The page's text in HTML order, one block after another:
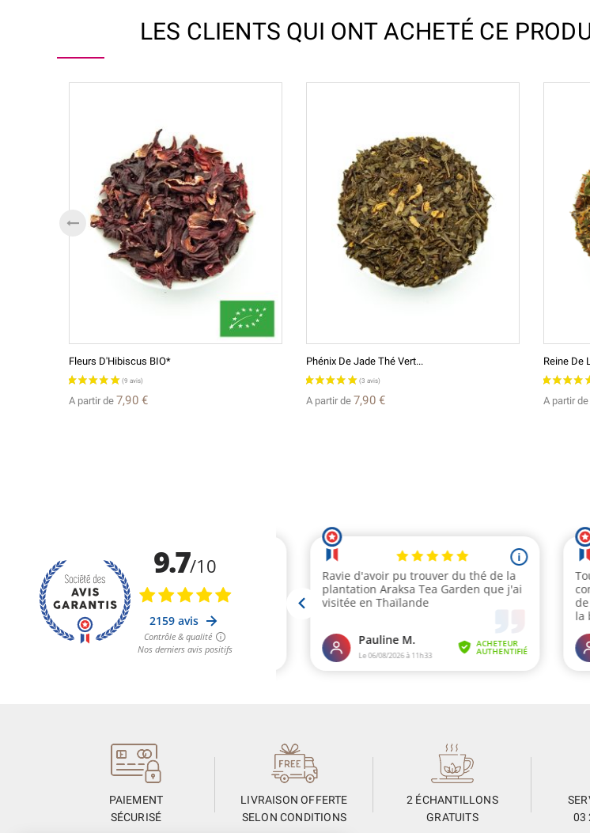
LES CLIENTS QUI ONT ACHETÉ CE
Fleurs D'Hibiscus BIO*
A partir de 7,90 €
Phénix De Jade Thé Vert...
A partir de 7,90 €
Reine De
A partir de
PAIEMENT
SÉCURISÉ
LIVRAISON OFFERTE
SELON CONDITIONS
2 ÉCHANTILLONS
GRATUITS
03